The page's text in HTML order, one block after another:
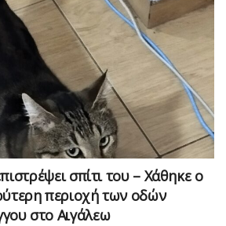
σπίτι του – Χάθηκε ο
περιοχή των οδών
στο Αιγάλεω